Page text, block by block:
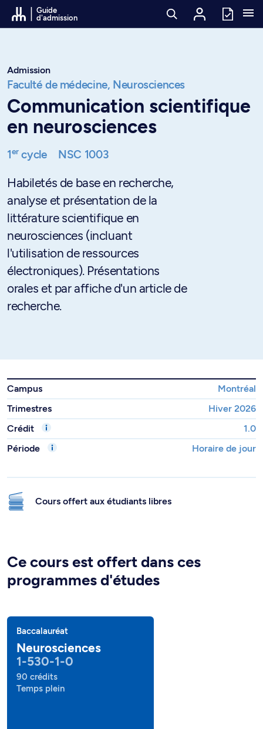
Passer au contenu
Guide
d'admission
Admission
Faculté de médecine, Neurosciences
Communication scientifique
en neurosciences
1ercycle NSC 1003
Habiletés de base en recherche,
analyse et présentation de la
littérature scientifique en
neurosciences (incluant
l'utilisation de ressources
électroniques). Présentations
orales et par affiche d'un article de
recherche.
Campus
Montréal
Trimestres
Hiver 2026
Crédit
1.0
Période
Horaire de jour
Cours offert aux étudiants libres
Ce cours est offert dans ces
programmes d'études
Baccalauréat
Neurosciences
1-530-1-0
90 crédits
Temps plein